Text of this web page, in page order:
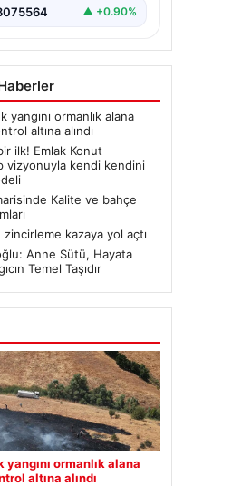
▲ +0.90%
yangını ormanlık alana
altına alındı
ilk! Emlak Konut
vizyonuyla kendi kendini
Kalite ve bahçe
zincirleme kazaya yol açtı
Anne Sütü, Hayata
Temel Taşıdır
yangını ormanlık alana
altına alındı